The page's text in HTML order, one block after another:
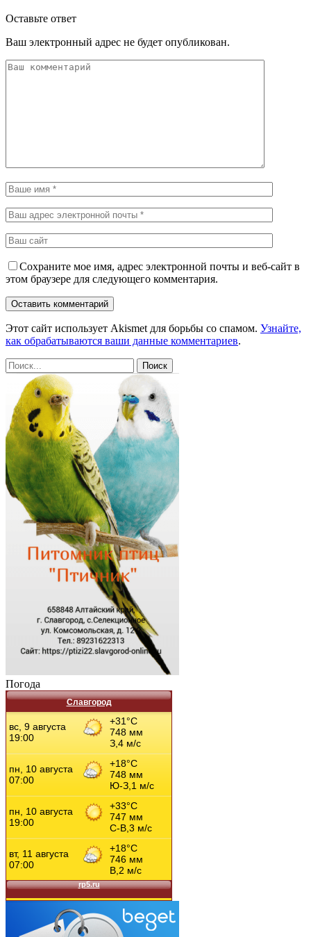
Оставьте ответ
Ваш электронный адрес не будет опубликован.
Сохраните мое имя, адрес электронной почты и веб-сайт в
этом браузере для следующего комментария.
Этот сайт использует Akismet для борьбы со спамом. Узнайте,
как обрабатываются ваши данные комментариев.
Погода
Славгород